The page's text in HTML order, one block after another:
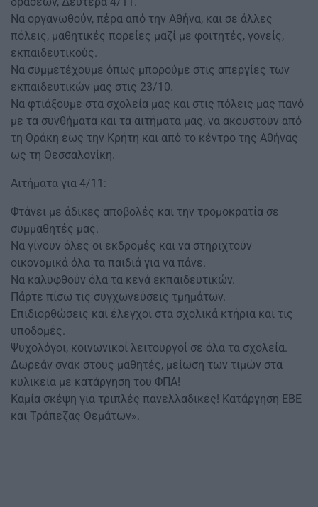
Να οργανωθούν, πέρα από την Αθήνα, και σε άλλες
πόλεις, μαθητικές πορείες μαζί με φοιτητές, γονείς,
εκπαιδευτικούς.
Να συμμετέχουμε όπως μπορούμε στις απεργίες των
εκπαιδευτικών μας στις 23/10.
Να φτιάξουμε στα σχολεία μας και στις πόλεις μας πανό
με τα συνθήματα και τα αιτήματα μας, να ακουστούν από
τη Θράκη έως την Κρήτη και από το κέντρο της Αθήνας
ως τη Θεσσαλονίκη.
Αιτήματα για 4/11:
Φτάνει με άδικες αποβολές και την τρομοκρατία σε
συμμαθητές μας.
Να γίνουν όλες οι εκδρομές και να στηριχτούν
οικονομικά όλα τα παιδιά για να πάνε.
Να καλυφθούν όλα τα κενά εκπαιδευτικών.
Πάρτε πίσω τις συγχωνεύσεις τμημάτων.
Επιδιορθώσεις και έλεγχοι στα σχολικά κτήρια και τις
υποδομές.
Ψυχολόγοι, κοινωνικοί λειτουργοί σε όλα τα σχολεία.
Δωρεάν σνακ στους μαθητές, μείωση των τιμών στα
κυλικεία με κατάργηση του ΦΠΑ!
Καμία σκέψη για τριπλές πανελλαδικές! Κατάργηση ΕΒΕ
και Τράπεζας Θεμάτων».